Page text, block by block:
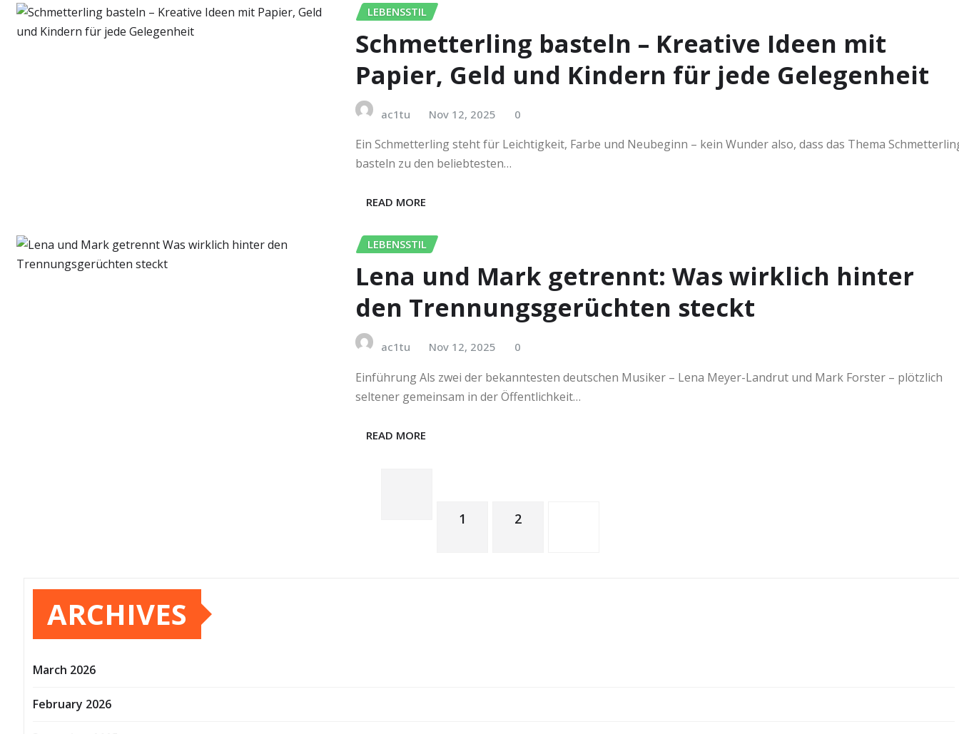
LEBENSSTIL
Schmetterling basteln – Kreative Ideen mit
Papier, Geld und Kindern für jede Gelegenheit
ac1tu Nov 12, 2025 0
Ein Schmetterling steht für Leichtigkeit, Farbe und Neubeginn – kein Wunder also, dass das Thema
basteln zu den beliebtesten…
READ MORE
LEBENSSTIL
Lena und Mark getrennt: Was wirklich hinter
den Trennungsgerüchten steckt
ac1tu Nov 12, 2025 0
Einführung Als zwei der bekanntesten deutschen Musiker – Lena Meyer-Landrut und Mark Forster – plötzlich
seltener gemeinsam in der Öffentlichkeit…
READ MORE
1 2
ARCHIVES
March 2026
February 2026